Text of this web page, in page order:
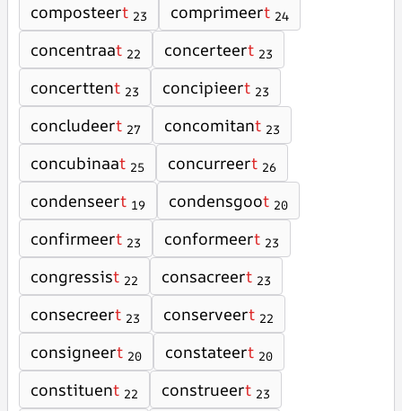
composteert 23 comprimeert 24
concentraat 22 concerteert 23
concerttent 23 concipieert 23
concludeert 27 concomitant 23
concubinaat 25 concurreert 26
condenseert 19 condensgoot 20
confirmeert 23 conformeert 23
congressist 22 consacreert 23
consecreert 23 conserveert 22
consigneert 20 constateert 20
constituent 22 construeert 23